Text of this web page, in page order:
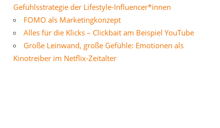
Gefühlsstrategie der Lifestyle-Influencer*innen
FOMO als Marketingkonzept
Alles für die Klicks – Clickbait am Beispiel YouTube
Große Leinwand, große Gefühle: Emotionen als
Kinotreiber im Netflix-Zeitalter